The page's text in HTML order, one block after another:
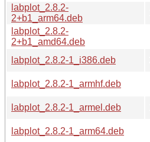
labplot_2.8.2-
2+b1_arm64.deb
labplot_2.8.2-
2+b1_amd64.deb
labplot_2.8.2-1_i386.deb
labplot_2.8.2-1_armhf.deb
labplot_2.8.2-1_armel.deb
labplot_2.8.2-1_arm64.deb